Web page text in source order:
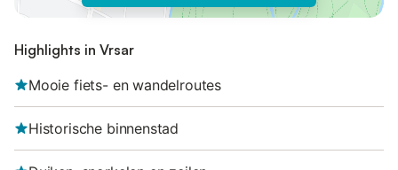
Highlights in Vrsar
Mooie fiets- en wandelroutes
Historische binnenstad